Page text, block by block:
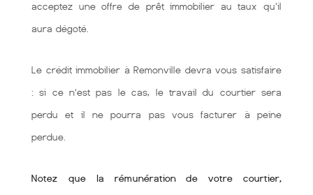
acceptez une offre de prêt immobilier au taux qu'il
aura dégoté.
Le crédit immobilier à Remonville devra vous satisfaire
: si ce n’est pas le cas, le travail du courtier sera
perdu et il ne pourra pas vous facturer à peine
perdue.
Notez que la rémunération de votre courtier,